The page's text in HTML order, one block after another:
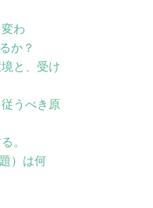
わ
か？
と、受け
うべき原
。
）は何